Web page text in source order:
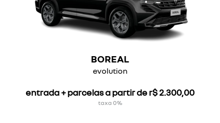
BOREAL
evolution
entrada + parcelas a partir de r$ 2.300,00
taxa 0%